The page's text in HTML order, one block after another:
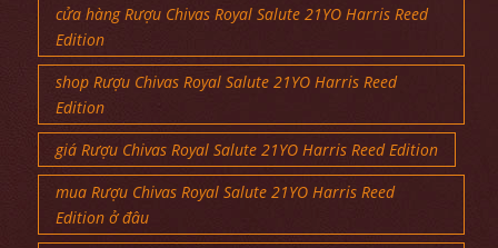
cửa hàng Rượu Chivas Royal Salute 21YO Harris Reed
Edition
shop Rượu Chivas Royal Salute 21YO Harris Reed
Edition
giá Rượu Chivas Royal Salute 21YO Harris Reed Edition
mua Rượu Chivas Royal Salute 21YO Harris Reed
Edition ở đâu